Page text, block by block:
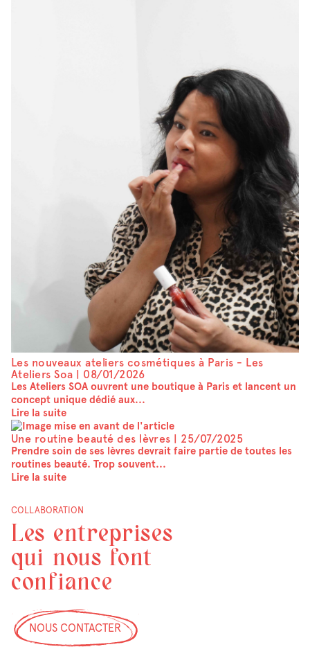
Les nouveaux ateliers cosmétiques à Paris - Les
Ateliers Soa | 08/01/2026
Les Ateliers SOA ouvrent une boutique à Paris et lancent un
concept unique dédié aux...
Lire la suite
Une routine beauté des lèvres | 25/07/2025
Prendre soin de ses lèvres devrait faire partie de toutes les
routines beauté. Trop souvent...
Lire la suite
COLLABORATION
Les entreprises
qui nous font
confiance
NOUS CONTACTER